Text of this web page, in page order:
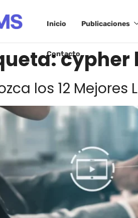
Inicio Publicaciones
Contacto
cypher
los 12 Mejores